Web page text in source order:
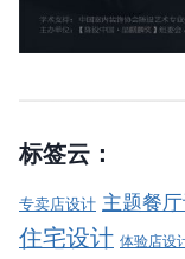
标签云：
专卖店设计 主题餐
住宅设计 体验店设